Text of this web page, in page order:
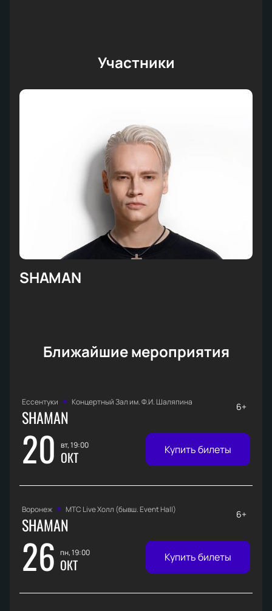
Участники
SHAMAN
Ближайшие мероприятия
Ессентуки Концертный Зал им. Ф.И. Шаляпина
SHAMAN
20 вт, 19:00
ОКТ
6+
Купить билеты
Воронеж МТС Live Холл (бывш. Event Hall)
SHAMAN
26 пн, 19:00
ОКТ
6+
Купить билеты